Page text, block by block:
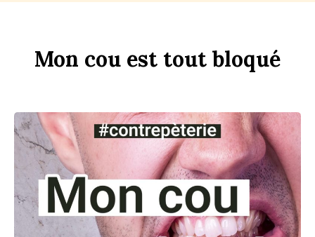
Mon cou est tout bloqué